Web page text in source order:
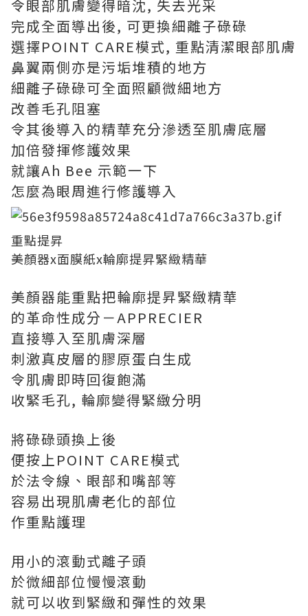
令眼部肌膚變得暗沈, 失去光采
完成全面導出後, 可更換細離子碌碌
選擇POINT CARE模式, 重點清潔眼部肌膚
鼻翼兩側亦是污垢堆積的地方
細離子碌碌可全面照顧微細地方
改善毛孔阻塞
令其後導入的精華充分滲透至肌膚底層
加倍發揮修護效果
就讓Ah Bee 示範一下
怎麼為眼周進行修護導入
重點提昇
美顏器x面膜紙x輪廓提昇緊緻精華
美顏器能重點把輪廓提昇緊緻精華
的革命性成分－APPRECIER
直接導入至肌膚深層
刺激真皮層的膠原蛋白生成
令肌膚即時回復飽滿
收緊毛孔, 輪廓變得緊緻分明
將碌碌頭換上後
便按上POINT CARE模式
於法令線、眼部和嘴部等
容易出現肌膚老化的部位
作重點護理
用小的滾動式離子頭
於微細部位慢慢滾動
就可以收到緊緻和彈性的效果